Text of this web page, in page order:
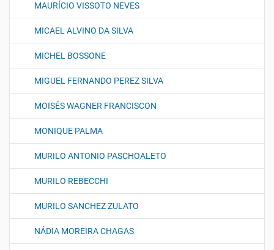
MAURÍCIO VISSOTO NEVES
MICAEL ALVINO DA SILVA
MICHEL BOSSONE
MIGUEL FERNANDO PEREZ SILVA
MOISÉS WAGNER FRANCISCON
MONIQUE PALMA
MURILO ANTONIO PASCHOALETO
MURILO REBECCHI
MURILO SANCHEZ ZULATO
NÁDIA MOREIRA CHAGAS